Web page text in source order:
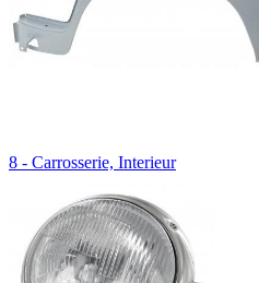
8 - Carrosserie, Interieur